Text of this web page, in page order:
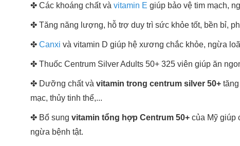
✤ Các khoáng chất và vitamin E giúp bảo vệ tim mạch,
✤ Tăng năng lượng, hỗ trợ duy trì sức khỏe tốt, bền bỉ,
✤ Canxi và vitamin D giúp hệ xương chắc khỏe, ngừa
✤ Thuốc Centrum Silver Adults 50+ 325 viên giúp ăn
✤ Dưỡng chất và vitamin trong centrum silver 50+
mạc, thủy tinh thể,...
✤ Bổ sung vitamin tổng hợp Centrum 50+ của Mỹ giúp
ngừa bệnh tật.